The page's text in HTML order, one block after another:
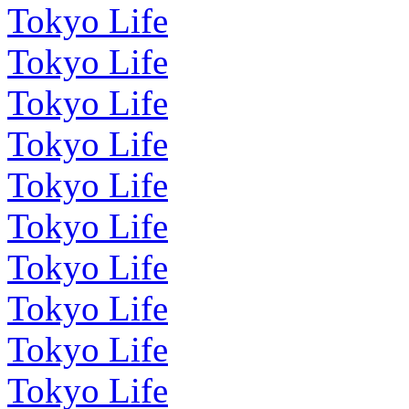
Tokyo Life
Tokyo Life
Tokyo Life
Tokyo Life
Tokyo Life
Tokyo Life
Tokyo Life
Tokyo Life
Tokyo Life
Tokyo Life